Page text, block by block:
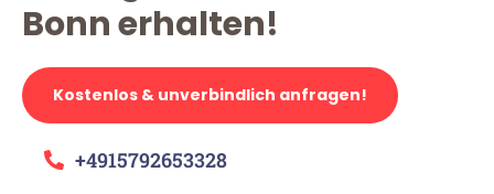
Bonn erhalten!
Kostenlos & unverbindlich anfragen!
+4915792653328